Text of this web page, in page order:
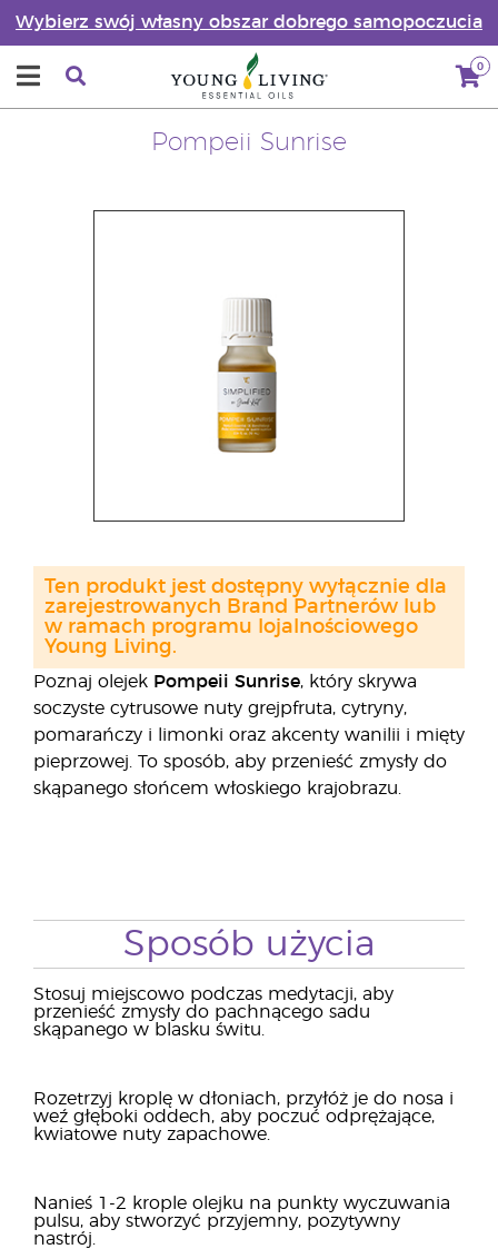
Wybierz swój własny obszar dobrego samopoczucia
0
Pompeii Sunrise
Poznaj olejek Pompeii Sunrise, który skrywa
soczyste cytrusowe nuty grejpfruta, cytryny,
pomarańczy i limonki oraz akcenty wanilii i mięty
pieprzowej. To sposób, aby przenieść zmysły do
skąpanego słońcem włoskiego krajobrazu.
Ten produkt jest dostępny wyłącznie dla
zarejestrowanych Brand Partnerów lub
w ramach programu lojalnościowego
Young Living.
Sposób użycia
Stosuj miejscowo podczas medytacji, aby
przenieść zmysły do pachnącego sadu
skąpanego w blasku świtu.
Rozetrzyj kroplę w dłoniach, przyłóż je do nosa i
weź głęboki oddech, aby poczuć odprężające,
kwiatowe nuty zapachowe.
Nanieś 1-2 krople olejku na punkty wyczuwania
pulsu, aby stworzyć przyjemny, pozytywny
nastrój.